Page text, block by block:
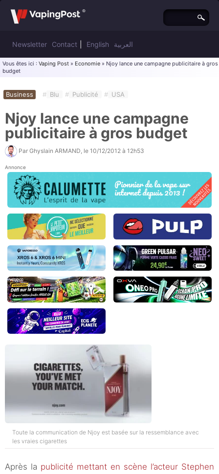
Newsletter Contact English العربية
Vous êtes ici : Vaping Post » Economie » Njoy lance une campagne publicitaire à gros
budget
Business # Blu # Publicité # USA
Njoy lance une campagne
publicitaire à gros budget
Par Ghyslain ARMAND , le 10/12/2012 à 12h53
Annonce
Toute la communication de Njoy est basée sur la ressemblance avec
les vraies cigarettes
Après la publicité mettant en scène l’acteur Stephen